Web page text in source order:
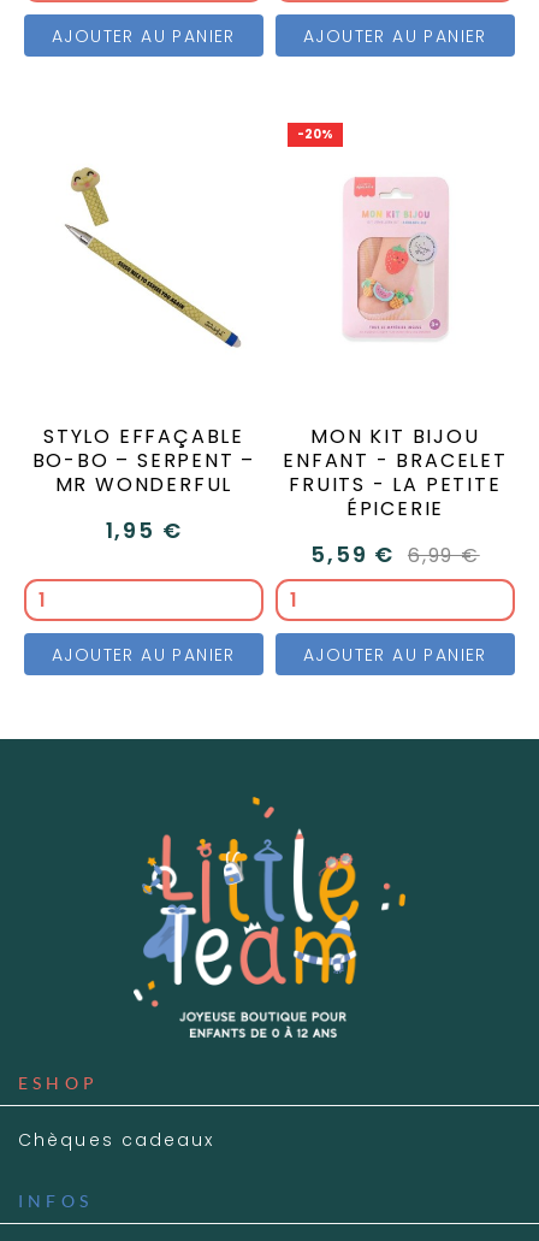
AJOUTER AU PANIER AJOUTER AU PANIER
STYLO EFFAÇABLE
BO-BO – SERPENT –
MR WONDERFUL
1,95 €
AJOUTER AU PANIER
-20%
MON KIT BIJOU
ENFANT - BRACELET
FRUITS - LA PETITE
ÉPICERIE
5,59 € 6,99 €
AJOUTER AU PANIER
ESHOP
Chèques cadeaux
INFOS